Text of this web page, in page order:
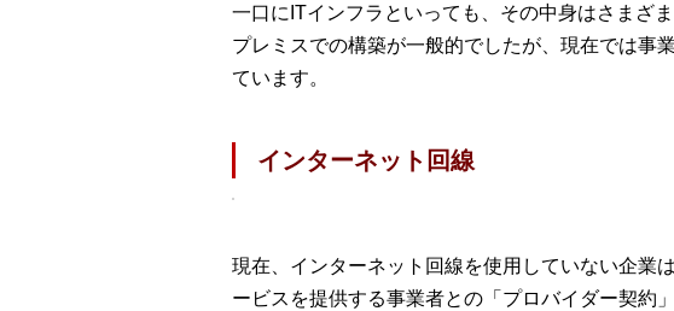
一口にITインフラといっても、その中身はさまざ
プレミスでの構築が一般的でしたが、現在では事
ています。
インターネット回線
現在、インターネット回線を使用していない企業
ービスを提供する事業者との「プロバイダー契約